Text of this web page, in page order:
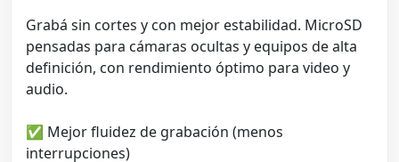
Grabá sin cortes y con mejor estabilidad. MicroSD
pensadas para cámaras ocultas y equipos de alta
definición, con rendimiento óptimo para video y
audio.
✅ Mejor fluidez de grabación (menos
interrupciones)